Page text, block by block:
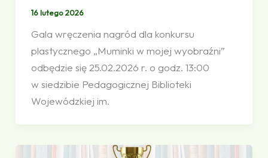
16 lutego 2026
Gala wręczenia nagród dla konkursu
plastycznego „Muminki w mojej wyobraźni”
odbędzie się 25.02.2026 r. o godz. 13:00
w siedzibie Pedagogicznej Biblioteki
Wojewódzkiej im.